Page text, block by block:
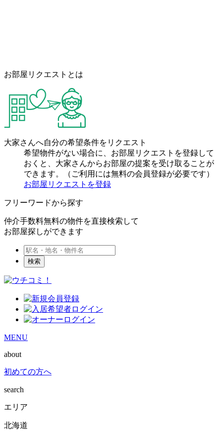
お部屋リクエストとは
大家さんへ自分の希望条件をリクエスト
希望物件がない場合に、お部屋リクエストを登録して
おくと、大家さんからお部屋の提案を受け取ることが
できます。（ご利用には無料の会員登録が必要です）
お部屋リクエストを登録
フリーワードから探す
仲介手数料無料の物件を直接検索して
お部屋探しができます
検索
MENU
about
初めての方へ
search
エリア
北海道